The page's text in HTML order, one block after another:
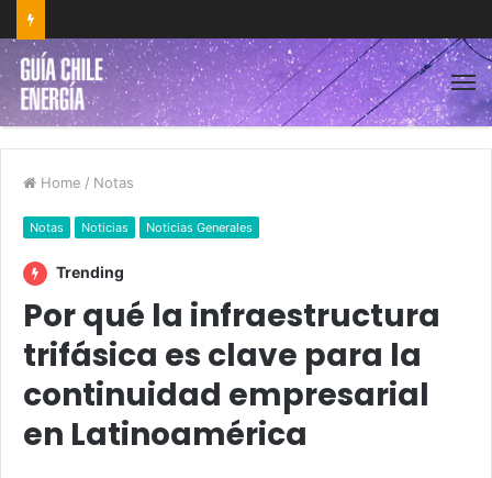
Home / Notas
Notas Noticias Noticias Generales
Trending
Por qué la infraestructura
trifásica es clave para la
continuidad empresarial
en Latinoamérica